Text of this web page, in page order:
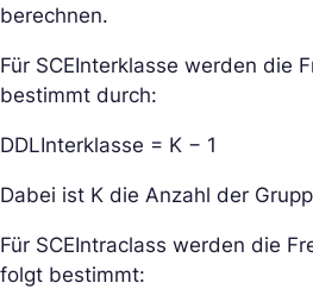
berechnen.
Für SCEInterklasse werden die
bestimmt durch:
DDLInterklasse = K − 1
Dabei ist K die Anzahl der
Für SCEIntraclass werden die
folgt bestimmt: